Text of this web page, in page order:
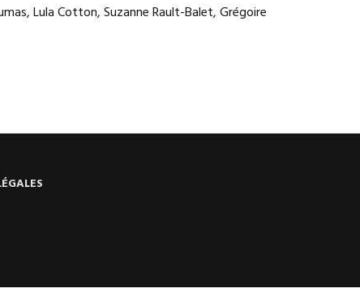
Lula Cotton, Suzanne Rault-Balet, Grégoire